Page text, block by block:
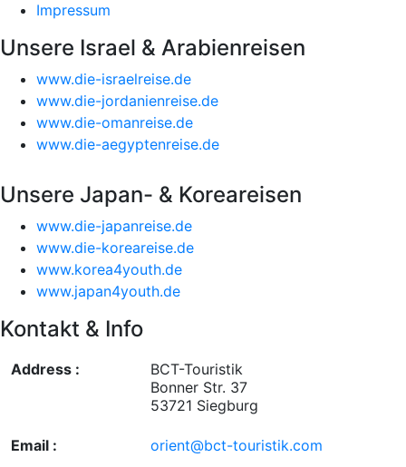
Impressum
Unsere Israel & Arabienreisen
www.die-israelreise.de
www.die-jordanienreise.de
www.die-omanreise.de
www.die-aegyptenreise.de
Unsere Japan- & Koreareisen
www.die-japanreise.de
www.die-koreareise.de
www.korea4youth.de
www.japan4youth.de
Kontakt & Info
Address :
BCT-Touristik
Bonner Str. 37
53721 Siegburg
Email : orient@bct-touristik.com